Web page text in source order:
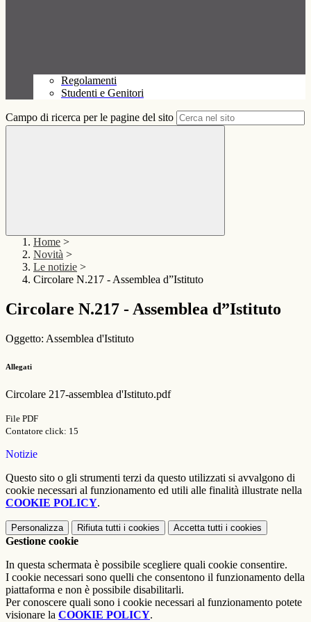
Regolamenti
Studenti e Genitori
Campo di ricerca per le pagine del sito
Home >
Novità >
Le notizie >
Circolare N.217 - Assemblea d”Istituto
Circolare N.217 - Assemblea d”Istituto
Oggetto: Assemblea d'Istituto
Allegati
Circolare 217-assemblea d'Istituto.pdf
File PDF
Contatore click: 15
Notizie
Questo sito o gli strumenti terzi da questo utilizzati si avvalgono di
cookie necessari al funzionamento ed utili alle finalità illustrate nella
COOKIE POLICY.
Personalizza Rifiuta tutti i cookies Accetta tutti i cookies
Gestione cookie
In questa schermata è possibile scegliere quali cookie consentire.
I cookie necessari sono quelli che consentono il funzionamento della
piattaforma e non è possibile disabilitarli.
Per conoscere quali sono i cookie necessari al funzionamento potete
visionare la COOKIE POLICY.